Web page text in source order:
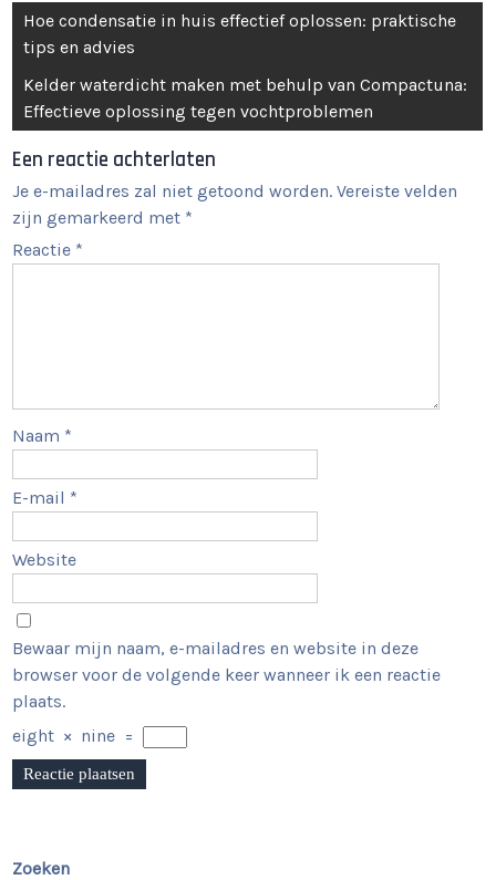
Berichtnavigatie
Hoe condensatie in huis effectief oplossen: praktische
tips en advies
Kelder waterdicht maken met behulp van Compactuna:
Effectieve oplossing tegen vochtproblemen
Een reactie achterlaten
Je e-mailadres zal niet getoond worden. Vereiste velden
zijn gemarkeerd met *
Reactie *
Naam *
E-mail *
Website
Bewaar mijn naam, e-mailadres en website in deze
browser voor de volgende keer wanneer ik een reactie
plaats.
eight × nine =
Zoeken